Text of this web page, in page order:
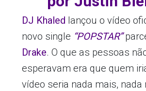
DJ Khaled lançou o vídeo
novo single “POPSTAR”
Drake. O que as pessoas
esperavam era que quem
vídeo seria nada mais, nada